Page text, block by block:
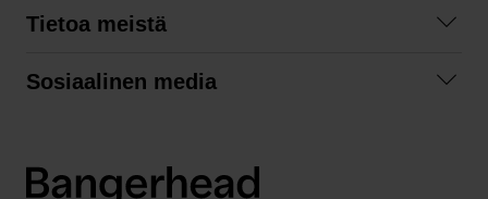
Tilausehdot
Tietoa meistä
Sosiaalinen media
LinkedIn